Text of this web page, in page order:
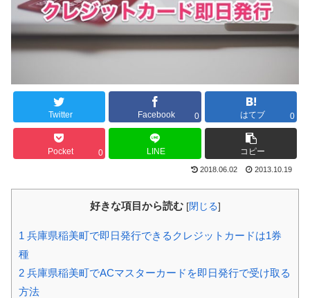
Twitter Facebook 0 はてブ 0
Pocket 0 LINE コピー
2018.06.02 2013.10.19
好きな項目から読む [閉じる]
1 兵庫県稲美町で即日発行できるクレジットカードは1券
種
2 兵庫県稲美町でACマスターカードを即日発行で受け取る
方法